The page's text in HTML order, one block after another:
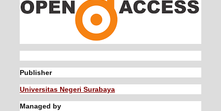
Publisher
Universitas Negeri Surabaya
Managed by